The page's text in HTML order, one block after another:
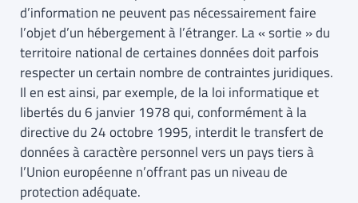
d’information ne peuvent pas nécessairement faire
l’objet d’un hébergement à l’étranger. La « sortie » du
territoire national de certaines données doit parfois
respecter un certain nombre de contraintes juridiques.
Il en est ainsi, par exemple, de la loi informatique et
libertés du 6 janvier 1978 qui, conformément à la
directive du 24 octobre 1995, interdit le transfert de
données à caractère personnel vers un pays tiers à
l’Union européenne n’offrant pas un niveau de
protection adéquate.